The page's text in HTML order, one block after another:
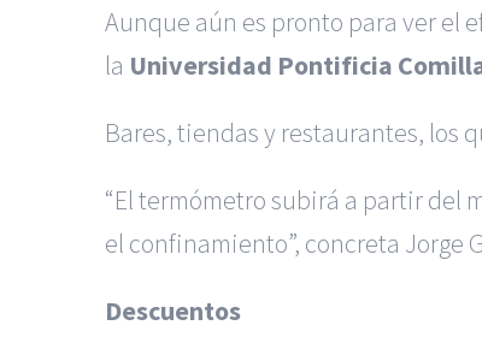
Aunque aún es pronto para ver el
la Universidad Pontificia
Bares, tiendas y restaurantes, los
“El termómetro subirá a partir del
el confinamiento”, concreta Jorge
Descuentos